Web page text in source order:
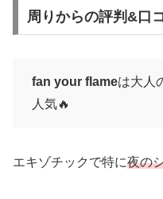
周りからの評判&口
fan your flameは大人
人気🔥
エキゾチックで特に夜の